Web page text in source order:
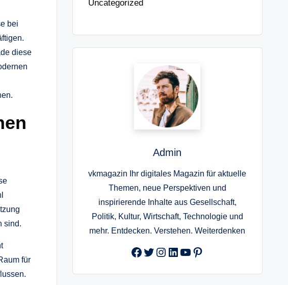
bei
diese
sind.
für
Uncategorized
Admin
vkmagazin Ihr digitales Magazin für aktuelle
Themen, neue Perspektiven und
inspirierende Inhalte aus Gesellschaft,
Politik, Kultur, Wirtschaft, Technologie und
mehr. Entdecken. Verstehen. Weiterdenken
Facebook
Twitter
Instagram
LinkedIn
YouTube
Pinterest